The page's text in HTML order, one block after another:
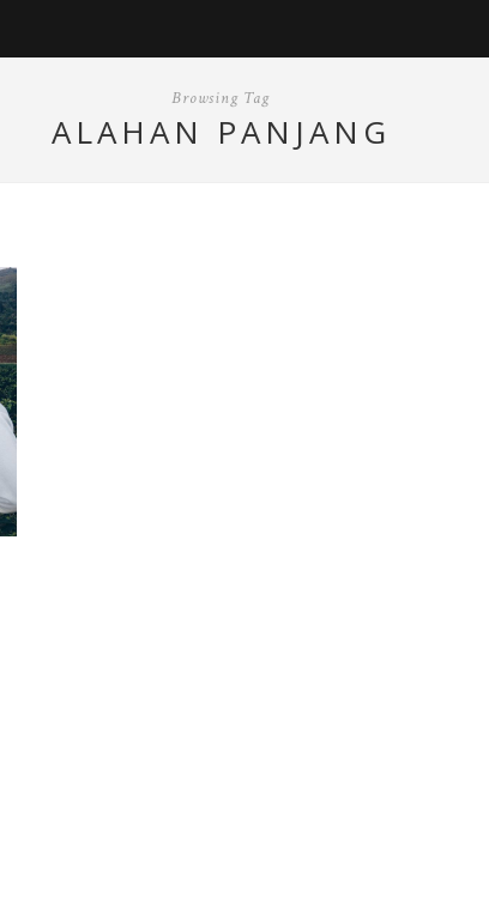
Browsing Tag
ALAHAN PANJANG